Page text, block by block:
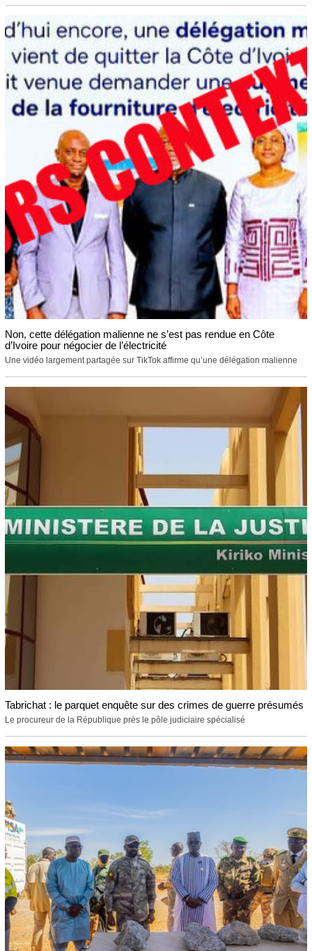
Non, cette délégation malienne ne s’est pas rendue en Côte
d’Ivoire pour négocier de l’électricité
Une vidéo largement partagée sur TikTok affirme qu’une délégation malienne
Tabrichat : le parquet enquête sur des crimes de guerre présumés
Le procureur de la République près le pôle judiciaire spécialisé